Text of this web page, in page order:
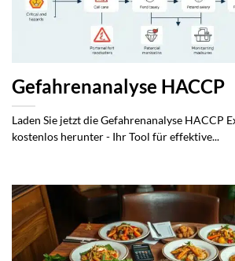
Gefahrenanalyse HACCP
Laden Sie jetzt die Gefahrenanalyse HACCP
kostenlos herunter - Ihr Tool für effektive...